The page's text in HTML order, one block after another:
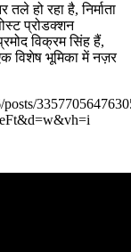
हो रहा है, निर्माता
प्रोडक्शन
विक्रम सिंह हैं,
विशेष भूमिका में नज़र